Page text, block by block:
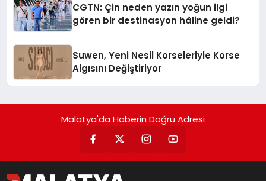
CGTN: Çin neden yazın yoğun ilgi
gören bir destinasyon hâline geldi?
Suwen, Yeni Nesil Korseleriyle Korse
Algısını Değiştiriyor
Malatya'da Haberin Doğru Adresi